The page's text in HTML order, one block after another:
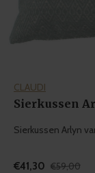
CLAUDI
Sierkussen
Sierkussen Arlyn
€41,30 €59,00